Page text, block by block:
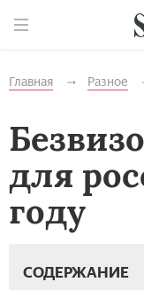
Главная Разное
для
году
СОДЕРЖАНИЕ